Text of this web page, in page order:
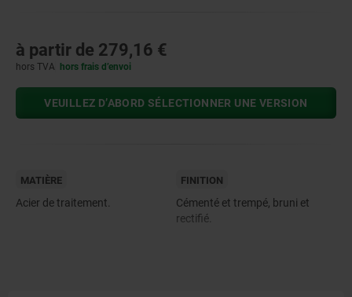
à partir de 279,16 €
hors TVA hors frais d’envoi
VEUILLEZ D’ABORD SÉLECTIONNER UNE VERSION
MATIÈRE
Acier de traitement.
FINITION
Cémenté et trempé, bruni et
rectifié.